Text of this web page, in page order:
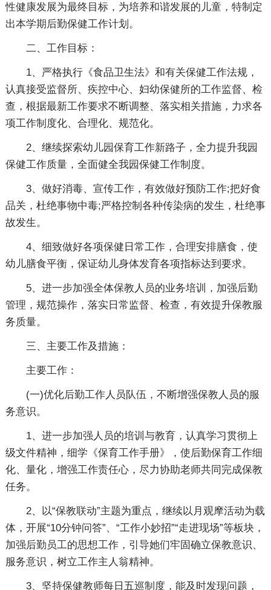
性健康发展为最终目标，为培养和谐发展的儿童，特制定
出本学期后勤保健工作计划。
二、工作目标：
1、严格执行《食品卫生法》和有关保健工作法规，
认真接受监督所、疾控中心、妇幼保健所的工作监督、检
查，根据最新工作要求不断调整、落实相关措施，力求各
项工作制度化、合理化、规范化。
2、继续探索幼儿园保育工作新路子，全力提升我园
保健工作质量，全面健全我园保健工作制度。
3、做好消毒、宣传工作，有效做好预防工作;把好食
品关，杜绝事物中毒;严格控制各种传染病的发生，杜绝事
故发生。
4、细致做好各项保健日常工作，合理安排膳食，使
幼儿膳食平衡，保证幼儿身体发育各项指标达到要求。
5、进一步加强全体保教人员的业务培训，加强后勤
管理，规范操作，落实日常监督、检查，有效提升保教服
务质量。
三、主要工作及措施：
主要工作：
(一)优化后勤工作人员队伍，不断增强保教人员的服
务意识。
1、进一步加强人员的培训与教育，认真学习贯彻上
级文件精神，细学《保育工作手册》，使后勤保育工作细
化、量化，增强工作责任心，尽力协助老师共同完成保教
任务。
2、以“保教联动”主题为重点，继续以月观摩活动为载
体，开展“10分钟问答”、“工作小妙招”“走进现场”等板块，
加强后勤员工的思想工作，引导她们牢固确立保教意识、
服务意识，树立工作主人翁精神。
3、坚持保健教师每日五巡制度，能及时发现问题，